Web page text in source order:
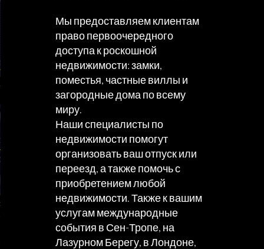
УСЛУГИY ATTACHÉ
УСЛУГИ ATTACHÉ
Мы предоставляем клиентам
право первоочередного
доступа к роскошной
недвижимости: замки,
поместья, частные виллы и
загородные дома по всему
миру.
Наши специалисты по
недвижимости помогут
организовать ваш отпуск или
переезд, а также помочь с
приобретением любой
недвижимости. Также к вашим
услугам международные
события в Сен-Тропе, на
Лазурном Берегу, в Лондоне,